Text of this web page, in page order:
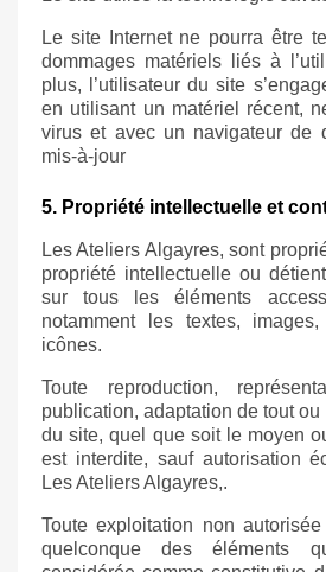
Le site Internet ne pourra être
dommages matériels liés à
plus, l’utilisateur du site
en utilisant un matériel récent,
virus et avec un navigateur de
mis-à-jour
5. Propriété intellectuelle et
Les Ateliers Algayres, sont
propriété intellectuelle ou
sur tous les éléments
notamment les textes,
icônes.
Toute reproduction,
publication, adaptation de tout
du site, quel que soit le moyen
est interdite, sauf autorisation
Les Ateliers Algayres,.
Toute exploitation non
quelconque des éléments